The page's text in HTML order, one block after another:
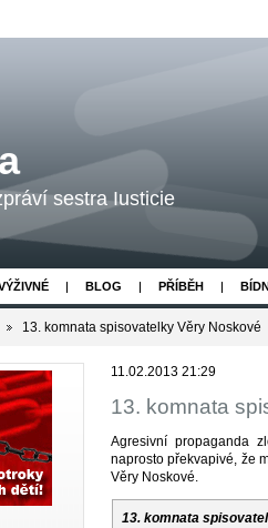
sestra Iusticie
BLOG PŘÍBĚH
13. komnata spisovatelky Věry Noskové
11.02.2013 21:29
13. komnata
Agresivní propaganda
naprosto překvapivé, že
Věry Noskové.
13. komnata